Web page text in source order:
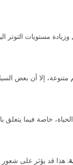
مستويات التوتر
إلا أن بعض
خاصة فيما يتعلق
. هذا قد يؤثر على شعور